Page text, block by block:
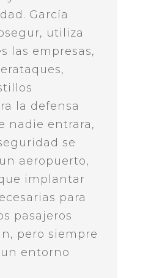
García
utiliza
las empresas,
la defensa
nadie entrara,
se
aeropuerto,
implantar
para
pasajeros
pero siempre
entorno